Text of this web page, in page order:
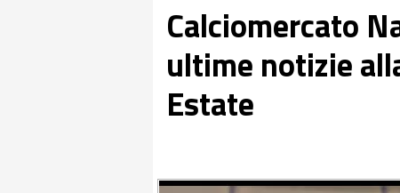
Calciomercato
ultime notizie
Estate